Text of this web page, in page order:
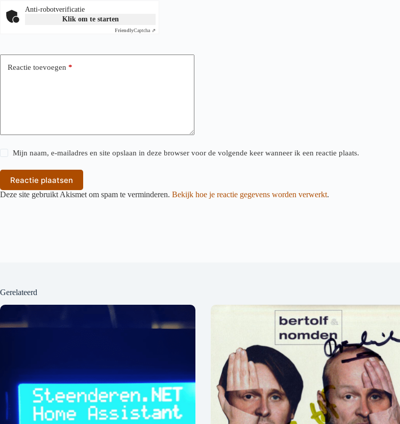
Anti-robotverificatie
Klik om te starten
FriendlyCaptcha ⇗
Reactie toevoegen *
Mijn naam, e-mailadres en site opslaan in deze browser voor de volgende keer wanneer ik een reactie plaats.
Reactie plaatsen
Deze site gebruikt Akismet om spam te verminderen. Bekijk hoe je reactie gegevens worden verwerkt.
Gerelateerd